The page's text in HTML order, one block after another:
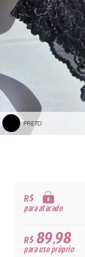
PRETO
R$
para atacado
R$89,98
para uso próprio